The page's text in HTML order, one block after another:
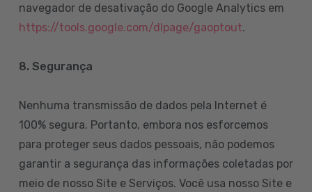
navegador de desativação do Google Analytics em
https://tools.google.com/dlpage/gaoptout.
8. Segurança
Nenhuma transmissão de dados pela Internet é
100% segura. Portanto, embora nos esforcemos
para proteger seus dados pessoais, não podemos
garantir a segurança das informações coletadas por
meio de nosso Site e Serviços. Você usa nosso Site e